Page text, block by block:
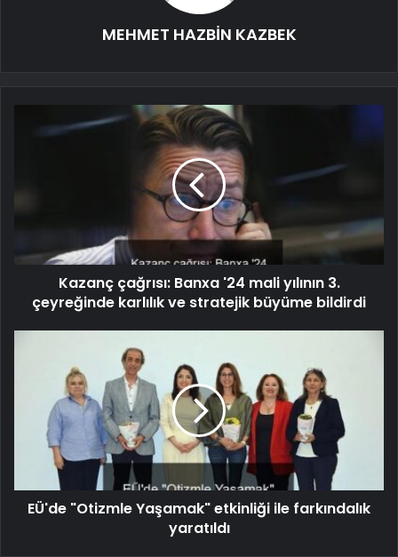
MEHMET HAZBİN KAZBEK
Kazanç çağrısı: Banxa '24 mali yılının 3.
çeyreğinde karlılık ve stratejik büyüme bildirdi
EÜ'de "Otizmle Yaşamak" etkinliği ile farkındalık
yaratıldı